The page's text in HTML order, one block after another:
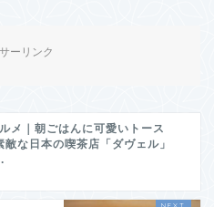
ーリンク
メ｜朝ごはんに可愛いトース
敵な日本の喫茶店「ダヴェル」